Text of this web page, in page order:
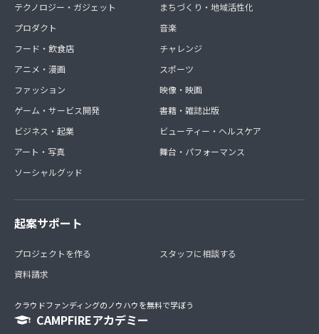
テクノロジー・ガジェット
プロダクト
フード・飲食店
アニメ・漫画
ファッション
ゲーム・サービス開発
ビジネス・起業
アート・写真
ソーシャルグッド
まちづくり・地域活性化
音楽
チャレンジ
スポーツ
映像・映画
書籍・雑誌出版
ビューティー・ヘルスケア
舞台・パフォーマンス
起案サポート
プロジェクトを作る
資料請求
スタッフに相談する
クラウドファンディングのノウハウを無料で学ぼう
CAMPFIREアカデミー